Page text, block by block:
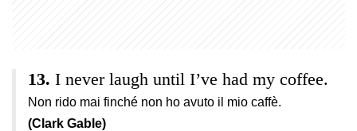
I never laugh until I’ve had my coffee.
Non rido mai finché non ho avuto il mio caffè.
(Clark Gable)